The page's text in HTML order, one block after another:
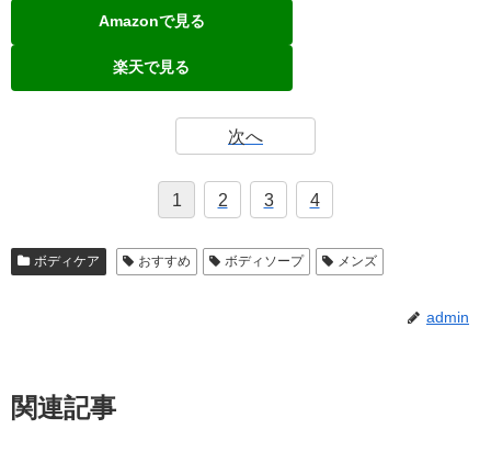
Amazonで見る
楽天で見る
次へ
1 2 3 4
ボディケア おすすめ ボディソープ メンズ
admin
関連記事